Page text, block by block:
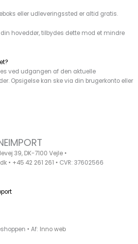
eller udleveringssted er altid gratis.
hoveddør, tilbydes dette mod et mindre
ved udgangen af den aktuelle
Opsigelse kan ske via din brugerkonto eller
39, DK-7100 Vejle •
• +45 42 261 261 • CVR: 37602566
• Af: Inno web